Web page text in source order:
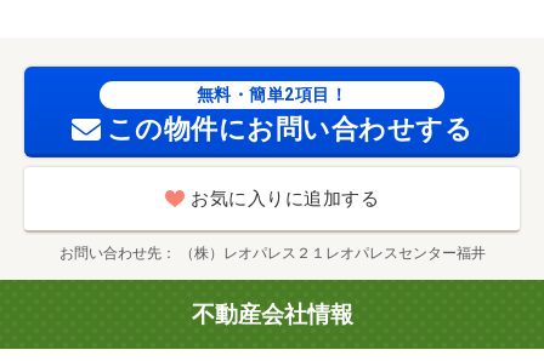
無料・簡単2項目！
この物件にお問い合わせする
お気に入りに追加する
お問い合わせ先 （株）レオパレス２１レオパレスセンター福井
不動産会社情報